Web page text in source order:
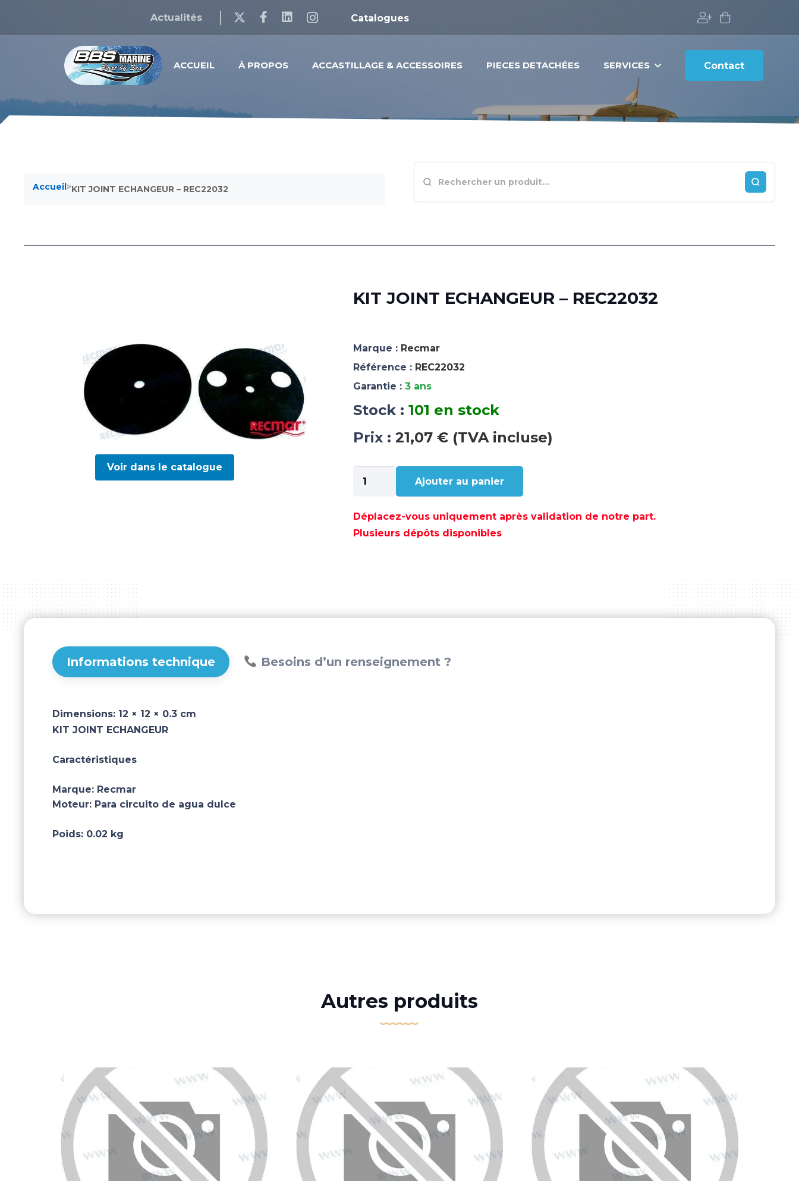
Actualités Catalogues
ACCUEIL À PROPOS ACCASTILLAGE & ACCESSOIRES PIECES DETACHÉES SERVICES Contact
Accueil>KIT JOINT ECHANGEUR – REC22032
Voir dans le catalogue
KIT JOINT ECHANGEUR – REC22032
Marque : Recmar
Référence : REC22032
Garantie : 3 ans
Stock : 101 en stock
Prix : 21,07 € (TVA incluse)
quantité
de
JOINT
ECHANGEUR
Ajouter au panier
Déplacez-vous uniquement après validation de notre part.
Plusieurs dépôts disponibles
Informations technique Besoins d’un renseignement ?
Dimensions: 12 × 12 × 0.3 cm
KIT JOINT ECHANGEUR
Caractéristiques
Marque: Recmar
Moteur: Para circuito de agua dulce
Poids: 0.02 kg
Autres produits